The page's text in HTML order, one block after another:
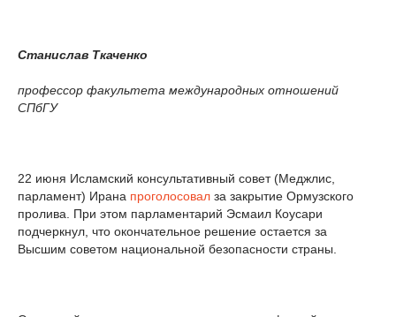
Станислав Ткаченко
профессор факультета международных отношений
СПбГУ
22 июня Исламский консультативный совет (Меджлис,
парламент) Ирана проголосовал за закрытие Ормузского
пролива. При этом парламентарий Эсмаил Коусари
подчеркнул, что окончательное решение остается за
Высшим советом национальной безопасности страны.